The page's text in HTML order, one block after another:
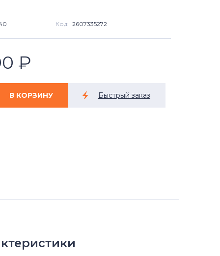
Код: 2607335272
₽